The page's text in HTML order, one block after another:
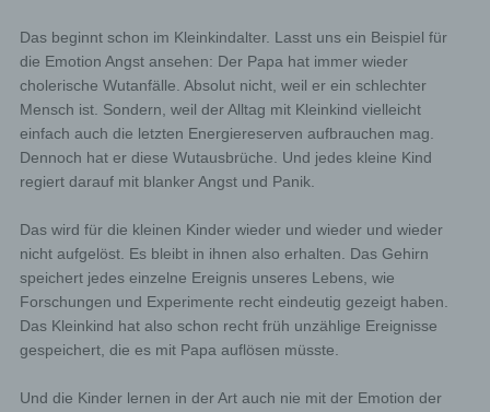
Das beginnt schon im Kleinkindalter. Lasst uns ein Beispiel für
die Emotion Angst ansehen: Der Papa hat immer wieder
cholerische Wutanfälle. Absolut nicht, weil er ein schlechter
Mensch ist. Sondern, weil der Alltag mit Kleinkind vielleicht
einfach auch die letzten Energiereserven aufbrauchen mag.
Dennoch hat er diese Wutausbrüche. Und jedes kleine Kind
regiert darauf mit blanker Angst und Panik.
Das wird für die kleinen Kinder wieder und wieder und wieder
nicht aufgelöst. Es bleibt in ihnen also erhalten. Das Gehirn
speichert jedes einzelne Ereignis unseres Lebens, wie
Forschungen und Experimente recht eindeutig gezeigt haben.
Das Kleinkind hat also schon recht früh unzählige Ereignisse
gespeichert, die es mit Papa auflösen müsste.
Und die Kinder lernen in der Art auch nie mit der Emotion der